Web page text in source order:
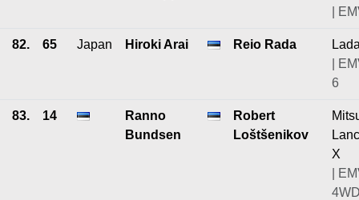
|
82. 65 Japan Hiroki Arai Reio Rada
|
6
83. 14
Ranno
Bundsen
Robert
Loštšenikov
X
|